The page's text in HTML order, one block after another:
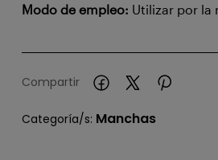
Compartir
Modo de empleo: Utilizar por la
Categoría/s: Manchas